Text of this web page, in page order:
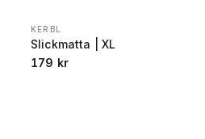
KERBL
Slickmatta | XL
179 kr